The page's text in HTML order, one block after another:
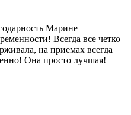
Марине
Всегда все четко
на приемах всегда
Она просто лучшая!